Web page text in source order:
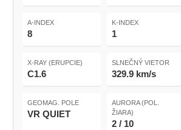
A-INDEX
8
K-INDEX
1
X-RAY (ERUPCIE)
C1.6
SLNEČNÝ VIETOR
329.9 km/s
GEOMAG. POLE
VR QUIET
AURORA (POL.
ŽIARA)
2 / 10